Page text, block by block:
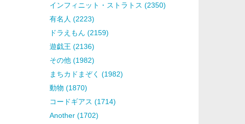
インフィニット・ストラトス (2350)
有名人 (2223)
ドラえもん (2159)
遊戯王 (2136)
その他 (1982)
まちカドまぞく (1982)
動物 (1870)
コードギアス (1714)
Another (1702)